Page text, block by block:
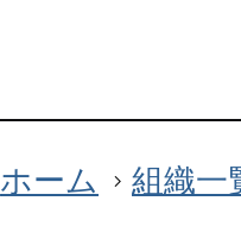
ホーム 組織一